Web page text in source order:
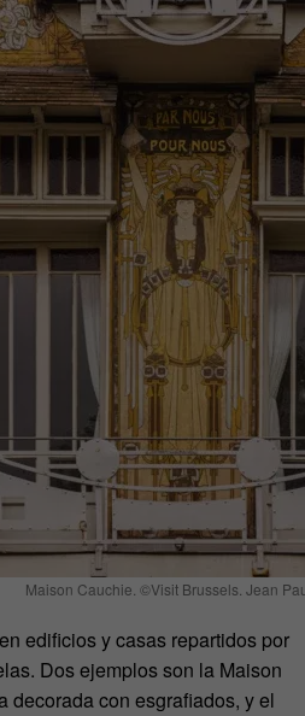
Maison Cauchie. ©Visit Brussels. Jean
edificios y casas repartidos por
Dos ejemplos son la Maison
decorada con esgrafiados, y el